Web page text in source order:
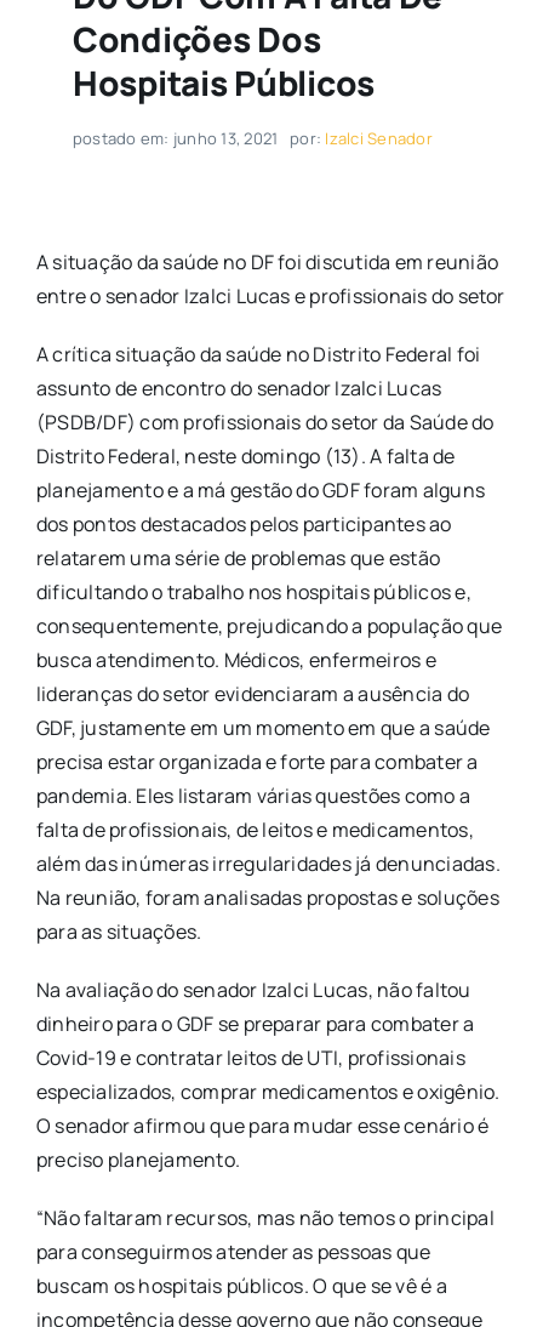
Condições Dos
Hospitais Públicos
postado em: junho 13, 2021 por: Izalci Senador
A situação da saúde no DF foi discutida em reunião
entre o senador Izalci Lucas e profissionais do setor
A crítica situação da saúde no Distrito Federal foi
assunto de encontro do senador Izalci Lucas
(PSDB/DF) com profissionais do setor da Saúde do
Distrito Federal, neste domingo (13). A falta de
planejamento e a má gestão do GDF foram alguns
dos pontos destacados pelos participantes ao
relatarem uma série de problemas que estão
dificultando o trabalho nos hospitais públicos e,
consequentemente, prejudicando a população que
busca atendimento. Médicos, enfermeiros e
lideranças do setor evidenciaram a ausência do
GDF, justamente em um momento em que a saúde
precisa estar organizada e forte para combater a
pandemia. Eles listaram várias questões como a
falta de profissionais, de leitos e medicamentos,
além das inúmeras irregularidades já denunciadas.
Na reunião, foram analisadas propostas e soluções
para as situações.
Na avaliação do senador Izalci Lucas, não faltou
dinheiro para o GDF se preparar para combater a
Covid-19 e contratar leitos de UTI, profissionais
especializados, comprar medicamentos e oxigênio.
O senador afirmou que para mudar esse cenário é
preciso planejamento.
“Não faltaram recursos, mas não temos o principal
para conseguirmos atender as pessoas que
buscam os hospitais públicos. O que se vê é a
incompetência desse governo que não consegue